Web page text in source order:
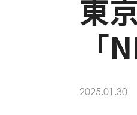
東
「
2025.01.30